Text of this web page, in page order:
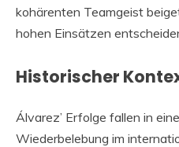
kohärenten Teamgeist
hohen Einsätzen
Historischer
Álvarez’ Erfolge fallen in
Wiederbelebung im